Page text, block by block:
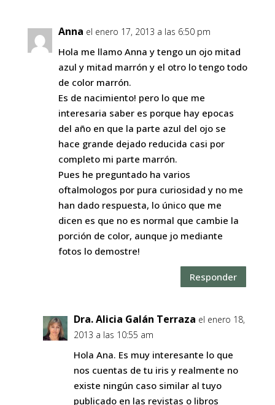
Anna el enero 17, 2013 a las 6:50 pm
Hola me llamo Anna y tengo un ojo mitad
azul y mitad marrón y el otro lo tengo todo
de color marrón.
Es de nacimiento! pero lo que me
interesaria saber es porque hay epocas
del año en que la parte azul del ojo se
hace grande dejado reducida casi por
completo mi parte marrón.
Pues he preguntado ha varios
oftalmologos por pura curiosidad y no me
han dado respuesta, lo único que me
dicen es que no es normal que cambie la
porción de color, aunque jo mediante
fotos lo demostre!
Responder
Dra. Alicia Galán Terraza el enero 18,
2013 a las 10:55 am
Hola Ana. Es muy interesante lo que
nos cuentas de tu iris y realmente no
existe ningún caso similar al tuyo
publicado en las revistas o libros